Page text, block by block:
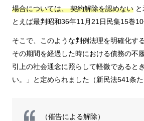
場合については、 契約解除を認めない
とえば最判昭和36年11月21日民集15巻10
そこで、このような判例法理を明確化す
その期間を経過した時における債務の不
引上の社会通念に照らして軽微であると
い。」と定められました（新民法541条た
（催告による解除）